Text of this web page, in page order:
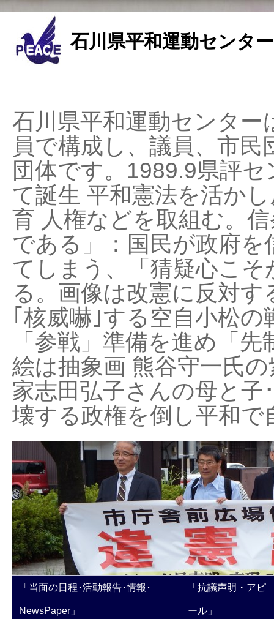
石川県平和運動センタ
石川県平和運動センタ
員で構成し、議員、市
団体です。1989.9県評
て誕生 平和憲法を活か
育 人権などを取組む。
である」：国民が政府
てしまう、「猜疑心こ
る。画像は改憲に反対
｢核威嚇｣する空自小松
「参戦」準備を進め「
絵は抽象画 熊谷守一氏
家志田弘子さんの母と子
壊する政権を倒し平和
「当面の日程･活動報告･情報･
NewsPaper」
「抗議声明・アピ
ール」